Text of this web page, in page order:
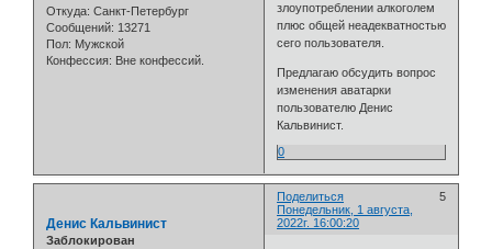
Откуда: Санкт-Петербург
Сообщений: 13271
Пол: Мужской
Конфессия: Вне конфессий.
злоупотреблении алкоголем
плюс общей неадекватностью
сего пользователя.
Предлагаю обсудить вопрос
изменения аватарки
пользователю Денис
Кальвинист.
0
Поделиться
5
Понедельник, 1 августа,
2022г. 16:00:20
Денис Кальвинист
Заблокирован